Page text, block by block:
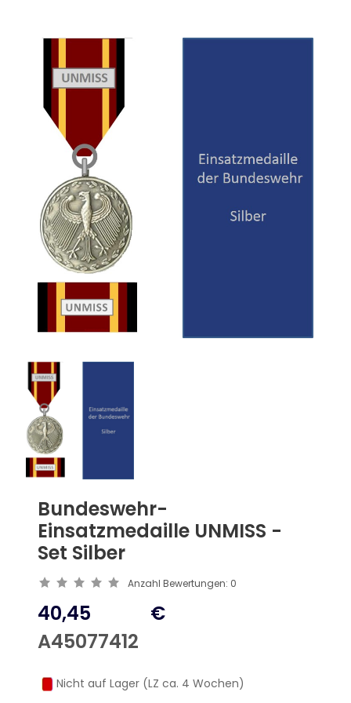
Bundeswehr-
Einsatzmedaille UNMISS -
Set Silber
Anzahl Bewertungen: 0
40,45
A45077412
€
Nicht auf Lager (LZ ca. 4 Wochen)